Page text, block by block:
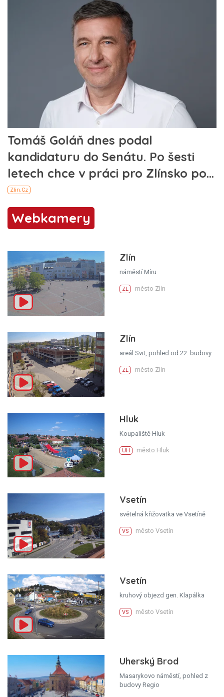
Webkamery
Zlín
náměstí Míru
ZL město Zlín
Zlín
areál Svit, pohled od 22. budovy
ZL město Zlín
Hluk
Koupaliště Hluk
UH město Hluk
Vsetín
světelná křižovatka ve Vsetíně
VS město Vsetín
Vsetín
kruhový objezd gen. Klapálka
VS město Vsetín
Uherský Brod
Masarykovo náměstí, pohled z
budovy Regio